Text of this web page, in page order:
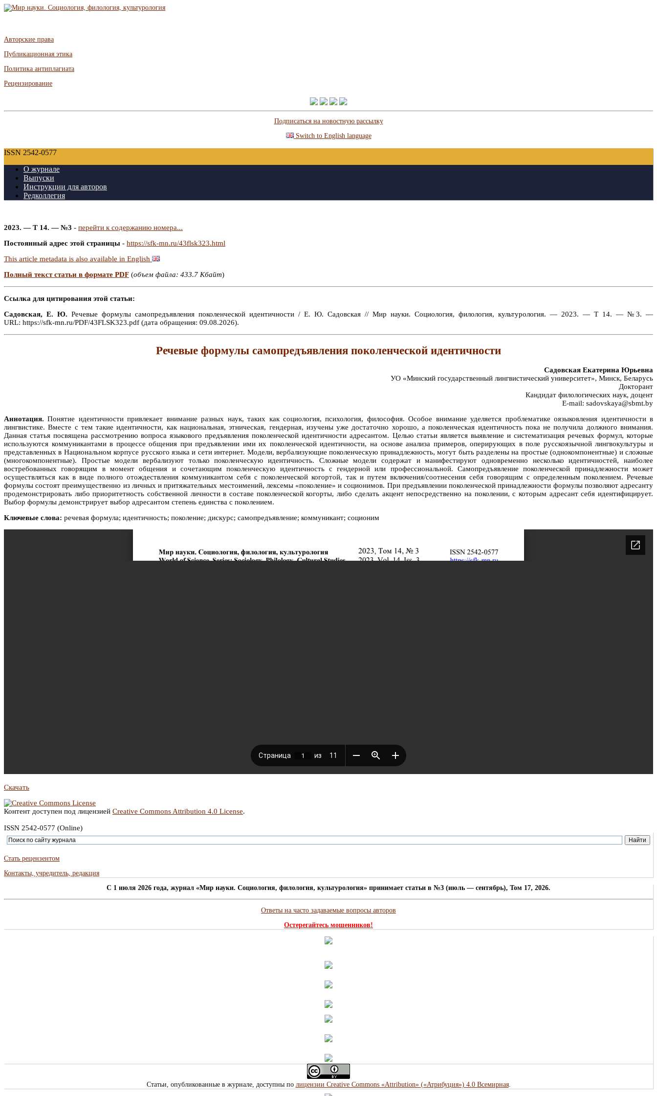
Авторские права
Публикационная этика
Политика антиплагиата
Рецензирование
Подписаться на новостную рассылку
Switch to English language
ISSN 2542-0577
О журнале
Выпуски
Инструкции для авторов
Редколлегия
2023. — Т 14. — №3 - перейти к содержанию номера...
Постоянный адрес этой страницы - https://sfk-mn.ru/43flsk323.html
This article metadata is also available in English
Полный текст статьи в формате PDF (объем файла: 433.7 Кбайт)
Ссылка для цитирования этой статьи:
Садовская, Е. Ю. Речевые формулы самопредъявления поколенческой идентичности / Е. Ю. Садовская // Мир науки. Социология, филология, культурология. — 2023. — Т 14. — №3. —
URL: https://sfk-mn.ru/PDF/43FLSK323.pdf (дата обращения: 09.08.2026).
Речевые формулы самопредъявления поколенческой идентичности
Садовская Екатерина Юрьевна
УО «Минский государственный лингвистический университет», Минск, Беларусь
Докторант
Кандидат филологических наук, доцент
E-mail: sadovskaya@sbmt.by
Аннотация. Понятие идентичности привлекает внимание разных наук, таких как социология, психология, философия. Особое внимание уделяется проблематике оязыковления идентичности в
лингвистике. Вместе с тем такие идентичности, как национальная, этническая, гендерная, изучены уже достаточно хорошо, а поколенческая идентичность пока не получила должного внимания.
Данная статья посвящена рассмотрению вопроса языкового предъявления поколенческой идентичности адресантом. Целью статьи является выявление и систематизация речевых формул, которые
используются коммуникантами в процессе общения при предъявлении ими их поколенческой идентичности, на основе анализа примеров, оперирующих в поле русскоязычной лингвокультуры и
представленных в Национальном корпусе русского языка и сети интернет. Модели, вербализующие поколенческую принадлежность, могут быть разделены на простые (однокомпонентные) и сложные
(многокомпонентные). Простые модели вербализуют только поколенческую идентичность. Сложные модели содержат и манифестируют одновременно несколько идентичностей, наиболее
востребованных говорящим в момент общения и сочетающим поколенческую идентичность с гендерной или профессиональной. Самопредъявление поколенческой принадлежности может
осуществляться как в виде полного отождествления коммуникантом себя с поколенческой когортой, так и путем включения/соотнесения себя говорящим с определенным поколением. Речевые
формулы состоят преимущественно из личных и притяжательных местоимений, лексемы «поколение» и соционимов. При предъявлении поколенческой принадлежности формулы позволяют адресанту
продемонстрировать либо приоритетность собственной личности в составе поколенческой когорты, либо сделать акцент непосредственно на поколении, с которым адресант себя идентифицирует.
Выбор формулы демонстрирует выбор адресантом степень единства с поколением.
Ключевые слова: речевая формула; идентичность; поколение; дискурс; самопредъявление; коммуникант; соционим
Скачать
Контент доступен под лицензией Creative Commons Attribution 4.0 License.
ISSN 2542-0577 (Online)
Стать рецензентом
Контакты, учредитель, редакция
C 1 июля 2026 года, журнал «Мир науки. Социология, филология, культурология» принимает статьи в №3 (июль — сентябрь), Том 17, 2026.
Ответы на часто задаваемые вопросы авторов
Остерегайтесь мошенников!
Статьи, опубликованные в журнале, доступны по лицензии Creative Commons «Attribution» («Атрибуция») 4.0 Всемирная.